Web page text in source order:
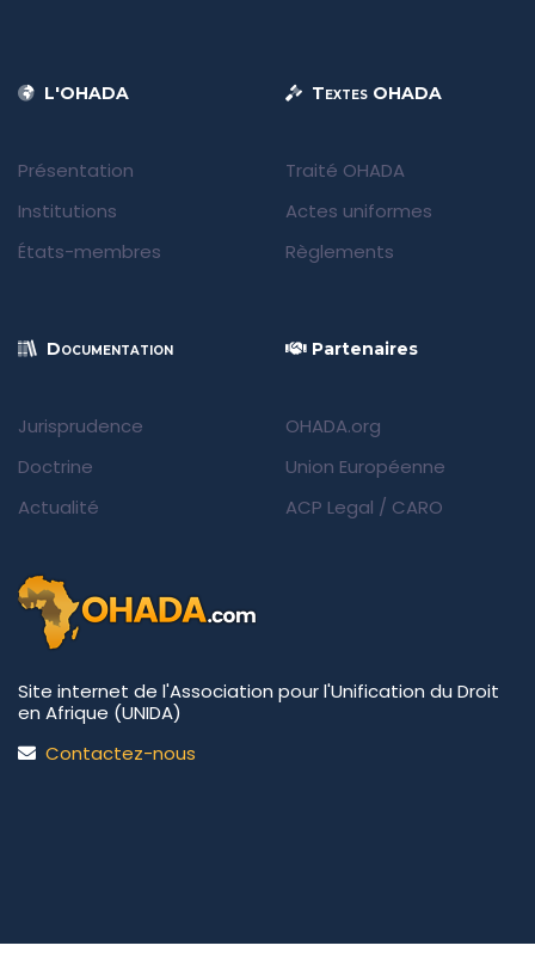
L'OHADA
Présentation
Institutions
États-membres
Textes OHADA
Traité OHADA
Actes uniformes
Règlements
Documentation
Jurisprudence
Doctrine
Actualité
Partenaires
OHADA.org
Union Européenne
ACP Legal / CARO
Site internet de l'Association pour l'Unification du Droit
en Afrique (UNIDA)
Contactez-nous